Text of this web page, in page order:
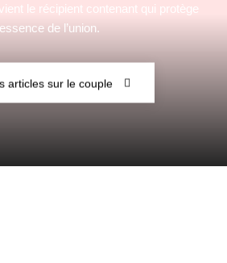
–
le récipient contenant qui protège
de l’union.
articles sur le couple